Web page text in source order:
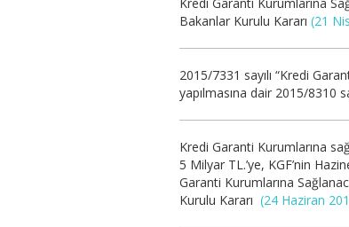
Bakanlar Kurulu Kararı (21
2015/7331 sayılı “Kredi
yapılmasına dair 2015/8310
Kredi Garanti Kurumlarına
5 Milyar TL.’ye, KGF’nin
Garanti Kurumlarına
Kurulu Kararı (24 Haziran